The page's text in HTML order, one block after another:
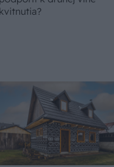
kvitnutia?